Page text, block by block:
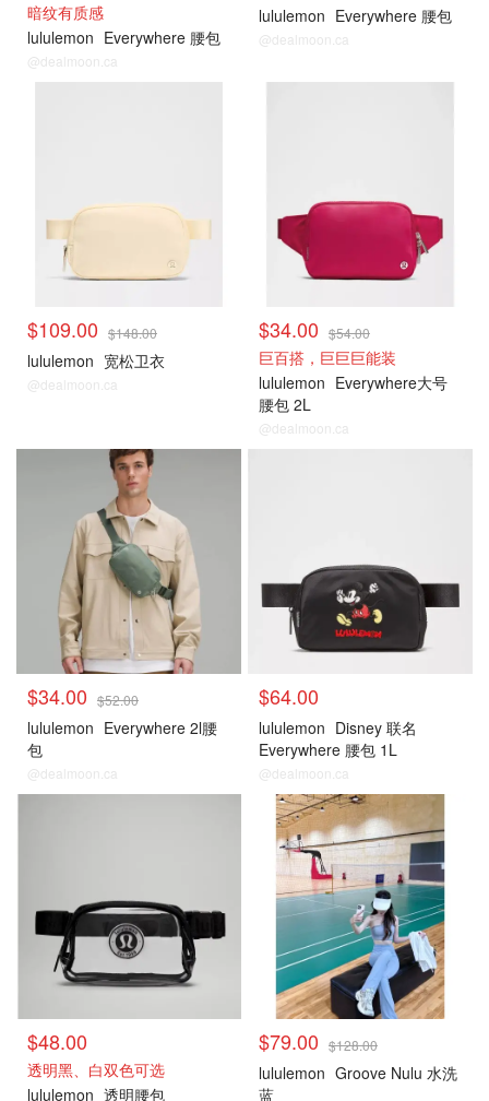
暗纹有质感
lululemon Everywhere 腰包
@dealmoon.ca
lululemon Everywhere 腰包
@dealmoon.ca
$109.00 $148.00
lululemon 宽松卫衣
@dealmoon.ca
$34.00 $54.00
巨百搭，巨巨巨能装
lululemon Everywhere大号
腰包 2L
@dealmoon.ca
$34.00 $52.00
lululemon Everywhere 2l腰
包
@dealmoon.ca
$64.00
lululemon Disney 联名
Everywhere 腰包 1L
@dealmoon.ca
$48.00
透明黑、白双色可选
lululemon 透明腰包
Lululemon
$79.00 $128.00
lululemon Groove Nulu 水洗
蓝